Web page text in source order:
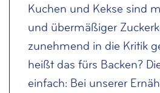
Kuchen und Kekse sind
und übermäßiger
zunehmend in die Kritik
heißt das fürs Backen?
einfach: Bei unserer